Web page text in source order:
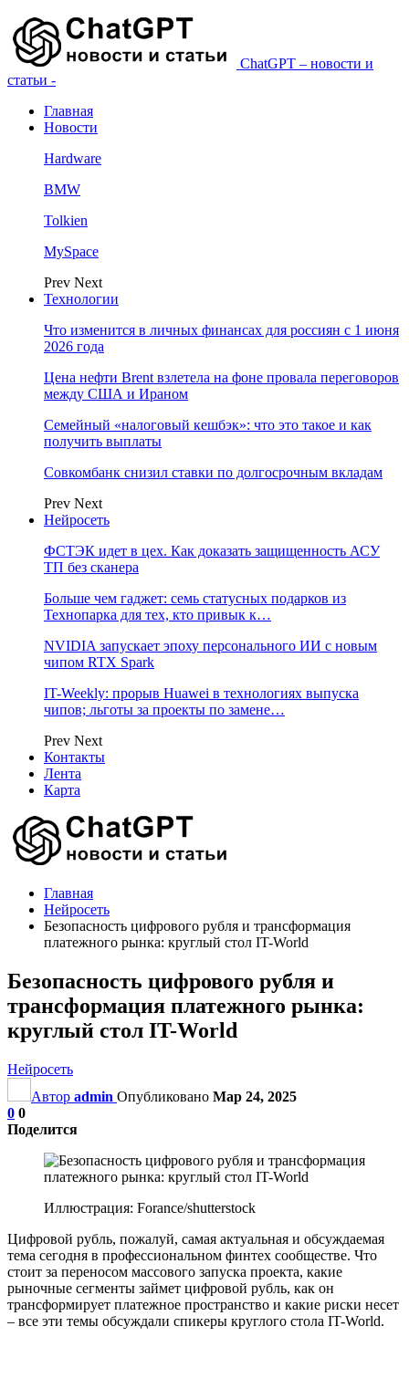
ChatGPT – новости и
статьи -
Главная
Новости
Hardware
BMW
Tolkien
MySpace
Prev Next
Технологии
Что изменится в личных финансах для россиян с 1 июня
2026 года
Цена нефти Brent взлетела на фоне провала переговоров
между США и Ираном
Семейный «налоговый кешбэк»: что это такое и как
получить выплаты
Совкомбанк снизил ставки по долгосрочным вкладам
Prev Next
Нейросеть
ФСТЭК идет в цех. Как доказать защищенность АСУ
ТП без сканера
Больше чем гаджет: семь статусных подарков из
Технопарка для тех, кто привык к…
NVIDIA запускает эпоху персонального ИИ с новым
чипом RTX Spark
IT-Weekly: прорыв Huawei в технологиях выпуска
чипов; льготы за проекты по замене…
Prev Next
Контакты
Лента
Карта
Главная
Нейросеть
Безопасность цифрового рубля и трансформация
платежного рынка: круглый стол IT-World
Безопасность цифрового рубля и
трансформация платежного рынка:
круглый стол IT-World
Нейросеть
Автор admin Опубликовано Мар 24, 2025
0 0
Поделится
Иллюстрация: Forance/shutterstock
Цифровой рубль, пожалуй, самая актуальная и обсуждаемая
тема сегодня в профессиональном финтех сообществе. Что
стоит за переносом массового запуска проекта, какие
рыночные сегменты займет цифровой рубль, как он
трансформирует платежное пространство и какие риски несет
– все эти темы обсуждали спикеры круглого стола IT-World.